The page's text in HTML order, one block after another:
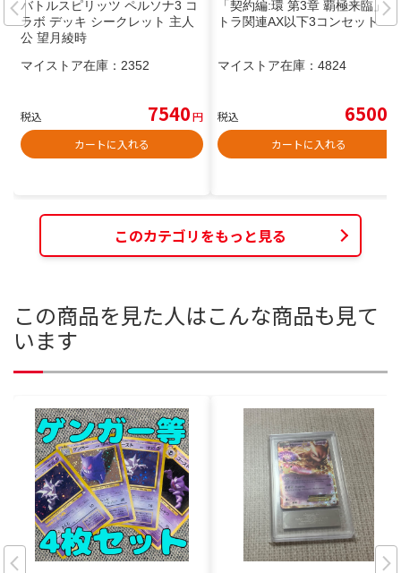
バトルスピリッツ ペルソナ3 コ
ラボ デッキ シークレット 主人
公 望月綾時
マイストア在庫： 2352
税込 7540円
カートに入れる
「契約編:環 第3章 覇極来臨」ミ
トラ関連AX以下3コンセット
マイストア在庫： 4824
税込 6500
カートに入れる
このカテゴリをもっと見る
この商品を見た人はこんな商品も見て
います